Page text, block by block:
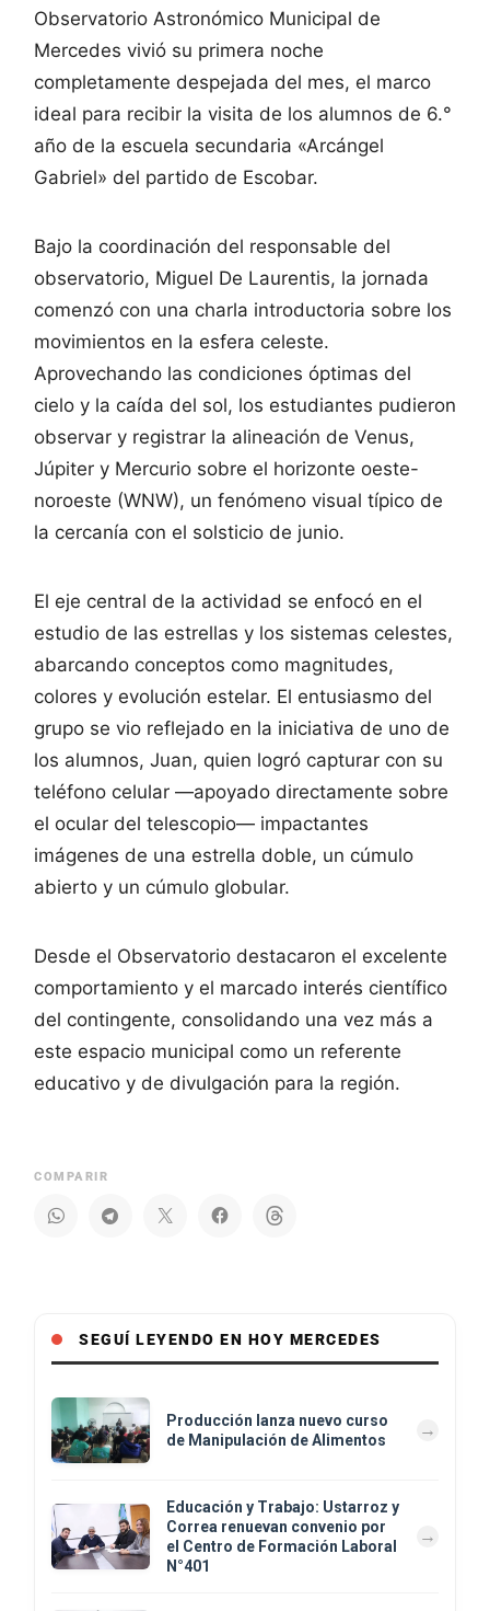
Observatorio Astronómico Municipal de
Mercedes vivió su primera noche
completamente despejada del mes, el marco
ideal para recibir la visita de los alumnos de 6.°
año de la escuela secundaria «Arcángel
Gabriel» del partido de Escobar.
Bajo la coordinación del responsable del
observatorio, Miguel De Laurentis, la jornada
comenzó con una charla introductoria sobre los
movimientos en la esfera celeste.
Aprovechando las condiciones óptimas del
cielo y la caída del sol, los estudiantes pudieron
observar y registrar la alineación de Venus,
Júpiter y Mercurio sobre el horizonte oeste-
noroeste (WNW), un fenómeno visual típico de
la cercanía con el solsticio de junio.
El eje central de la actividad se enfocó en el
estudio de las estrellas y los sistemas celestes,
abarcando conceptos como magnitudes,
colores y evolución estelar. El entusiasmo del
grupo se vio reflejado en la iniciativa de uno de
los alumnos, Juan, quien logró capturar con su
teléfono celular —apoyado directamente sobre
el ocular del telescopio— impactantes
imágenes de una estrella doble, un cúmulo
abierto y un cúmulo globular.
Desde el Observatorio destacaron el excelente
comportamiento y el marcado interés científico
del contingente, consolidando una vez más a
este espacio municipal como un referente
educativo y de divulgación para la región.
COMPARIR
SEGUÍ LEYENDO EN HOY MERCEDES
Producción lanza nuevo curso
de Manipulación de Alimentos
Educación y Trabajo: Ustarroz y
Correa renuevan convenio por
el Centro de Formación Laboral
N°401